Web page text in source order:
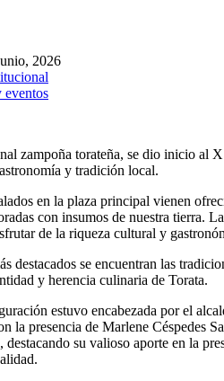
2026
eventos
zampoña torateña, se dio inicio al
y tradición local.
en la plaza principal vienen
con insumos de nuestra tierra.
de la riqueza cultural y
destacados se encuentran las
y herencia culinaria de Torata.
estuvo encabezada por el
la presencia de Marlene Céspedes
destacando su valioso aporte en la